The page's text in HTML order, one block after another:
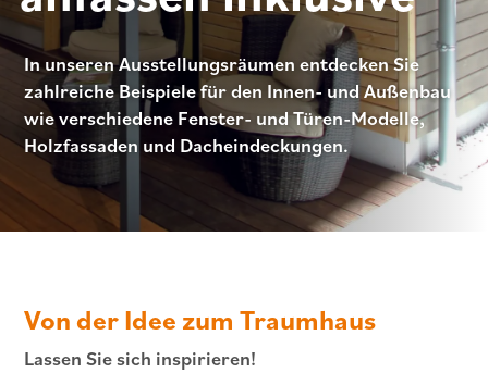
In unseren Ausstellungsräumen entdecken Sie
zahlreiche Beispiele für den Innen- und Außenbau
wie verschiedene Fenster- und Türen-Modelle,
Holzfassaden und Dacheindeckungen.
Von der Idee zum Traumhaus
Lassen Sie sich inspirieren!